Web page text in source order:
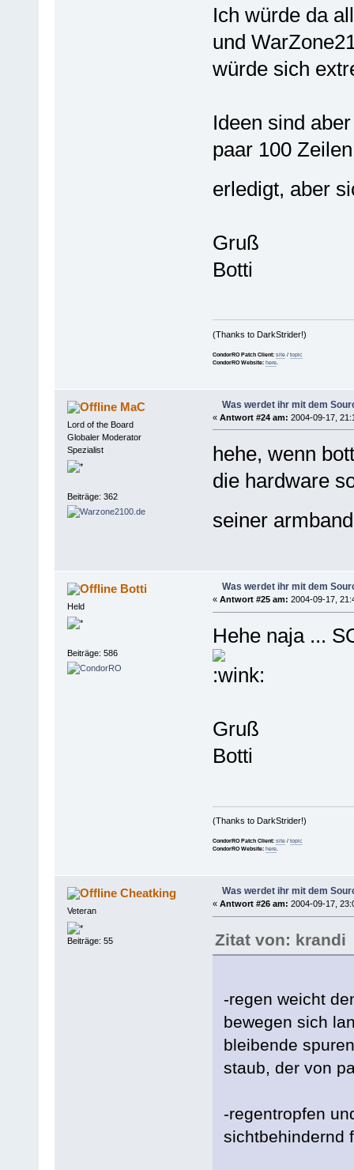
Ich würde da
und
würde sich
Ideen sind
paar 100
erledigt, aber
Gruß
Botti
(Thanks to DarkStrider!)
CondorRO Patch Client: site/ topic
CondorRO Website: here.
MaC
Lord of the Board
Globaler Moderator
Spezialist
Beiträge: 362
Was werdet ihr mit dem
« Antwort #24 am: 2004-09-17,
hehe, wenn
die hardware
seiner
Botti
Held
Beiträge: 586
Was werdet ihr mit dem
« Antwort #25 am: 2004-09-17,
Hehe naja ...
Gruß
Botti
(Thanks to DarkStrider!)
CondorRO Patch Client: site/ topic
CondorRO Website: here.
Cheatking
Veteran
Beiträge: 55
Was werdet ihr mit dem
« Antwort #26 am: 2004-09-17,
Zitat von: krandi
-regen weicht
bewegen sich
bleibende
staub, der von
-regentropfen
sichtbehindernd